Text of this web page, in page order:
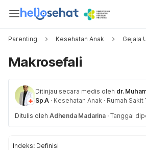
Parenting Kesehatan Anak Gejala
Makrosefali
Ditinjau secara medis oleh dr.
Sp.A · Kesehatan Anak · Rumah Sakit
Ditulis oleh Adhenda Madarina · Tanggal
Indeks: Definisi